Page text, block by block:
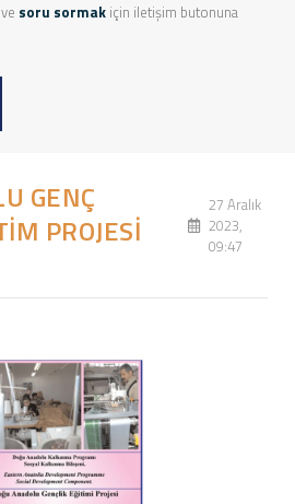
soru sormak için iletişim butonuna
GENÇ
PROJESİ
27 Aralık
2023,
09:47